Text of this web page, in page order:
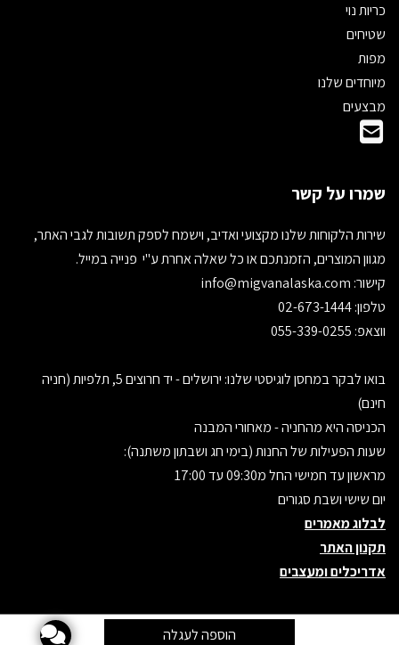
כריות נוי
שטיחים
מפות
מיוחדים שלנו
מבצעים
שמרו על קשר
שירות הלקוחות שלנו מקצועי ואדיב, וישמח לספק תשובות לגבי האתר,
מגוון המוצרים, הזמנתכם או כל שאלה אחרת ע"י פנייה במייל.
קישור:
טלפון: 02-673-1444
ווצאפ: 055-339-0255
בואו לבקר במחסן לוגיסטי שלנו: ירושלים - יד חרוצים 5, תלפיות (חניה
חינם)
הכניסה היא מהחניה - מאחורי המבנה
שעות הפעילות של החנות (בימי חג ושבתון משתנה):
מראשון עד חמישי החל מ09:30 עד 17:00
יום שישי ושבת סגורים
לבלוג מאמרים
תקנון האתר
אדריכלים ומעצבים